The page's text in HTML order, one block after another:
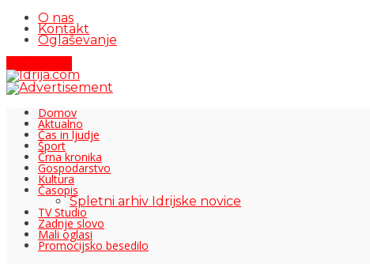
O nas
Kontakt
Oglaševanje
Domov
Aktualno
Čas in ljudje
Šport
Črna kronika
Gospodarstvo
Kultura
Časopis
Spletni arhiv Idrijske novice
TV Studio
Zadnje slovo
Mali oglasi
Promocijsko besedilo